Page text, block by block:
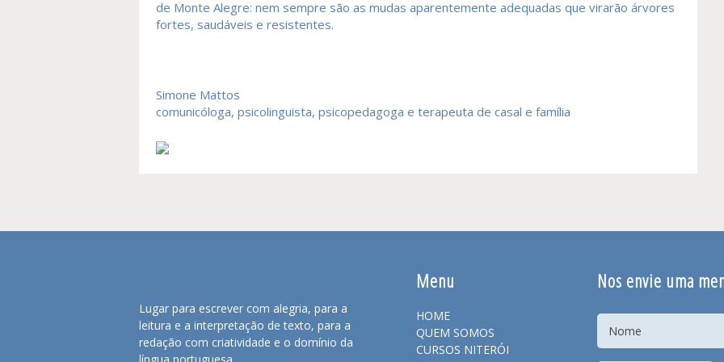
de Monte Alegre: nem sempre são as mudas aparentemente adequadas que virarão árvores
fortes, saudáveis e resistentes.
Simone Mattos
comunicóloga, psicolinguista, psicopedagoga e terapeuta de casal e família
Lugar para escrever com alegria, para a
leitura e a interpretação de texto, para a
redação com criatividade e o domínio da
língua portuguesa.
Menu
HOME
QUEM SOMOS
CURSOS NITERÓI
Nos envie uma